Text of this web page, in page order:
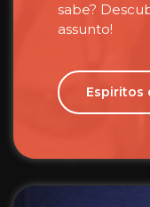
sabe?
assunto!
Espiritos